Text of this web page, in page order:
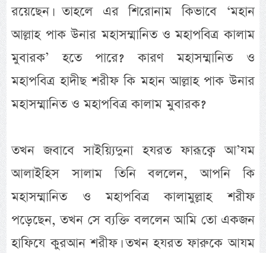
রয়েছেন। তাহলে এর শিরোনাম কিভাবে ‘মহান
আল্লাহ পাক উনার মহাসম্মানিত ও মহাপবিত্র কালাম
মুবারক’ হতে পারে? কারণ মহাসম্মানিত ও
মহাপবিত্র হাদীছ শরীফ কি মহান আল্লাহ পাক উনার
মহাসম্মানিত ও মহাপবিত্র কালাম মুবারক?
তখন জবাবে সাইয়্যিদুনা হযরত ফারূক্বে আ’যম
আলাইহিস সালাম তিনি বললেন, আপনি কি
মহাসম্মানিত ও মহাপবিত্র কালামুল্লাহ শরীফ
পড়েছেন, তখন সে ব্যক্তি বললেন আমি তো একজন
হাফিযে কুরআন শরীফ। তখন হযরত ফারুকে আযম